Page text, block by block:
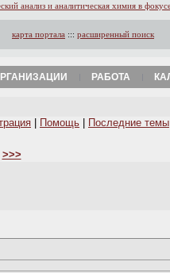
анализ и аналитическая химия в
карта портала ::: расширенный поиск
РАБОТА
Помощь Последние темы
>>>